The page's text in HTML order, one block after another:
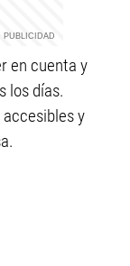
en cuenta y
los días.
y